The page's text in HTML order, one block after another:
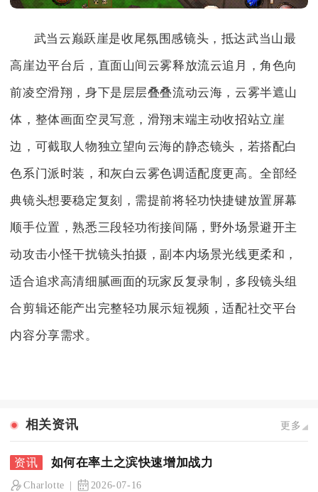
武当云巅跃崖是收尾氛围感镜头，抵达武当山最
高崖边平台后，直面山间云雾释放流云追月，角色向
前凌空滑翔，身下是层层叠叠流动云海，云雾半遮山
体，整体画面空灵写意，滑翔末端主动收招站立崖
边，可截取人物独立望向云海的静态镜头，若搭配白
色系门派时装，和灰白云雾色调适配度更高。全部经
典镜头想要稳定复刻，需提前将轻功快捷键放置屏幕
顺手位置，熟悉三段轻功衔接间隔，野外场景避开主
动攻击小怪干扰镜头拍摄，副本内场景光线更柔和，
适合追求高清细腻画面的玩家反复录制，多段镜头组
合剪辑还能产出完整轻功展示短视频，适配社交平台
内容分享需求。
相关资讯 更多
如何在率土之滨快速增加战力
Charlotte 2026-07-16